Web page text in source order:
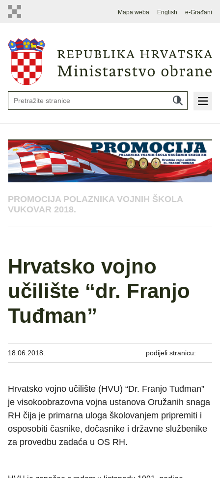
Mapa weba English e-Građani
PROMOCIJA POLAZNIKA VOJNIH ŠKOLA
VUKOVAR 2018.
Hrvatsko vojno
učilište “dr. Franjo
Tuđman”
18.06.2018. podijeli stranicu:
Hrvatsko vojno učilište (HVU) “Dr. Franjo Tuđman”
je visokoobrazovna vojna ustanova Oružanih snaga
RH čija je primarna uloga školovanjem pripremiti i
osposobiti časnike, dočasnike i državne službenike
za provedbu zadaća u OS RH.